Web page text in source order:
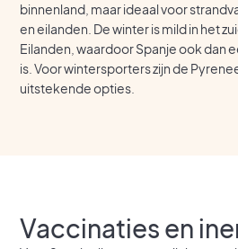
binnenland, maar ideaal voor
en eilanden. De winter is mild in het
Eilanden, waardoor Spanje ook dan
is. Voor wintersporters zijn de
uitstekende opties.
Vaccinaties en